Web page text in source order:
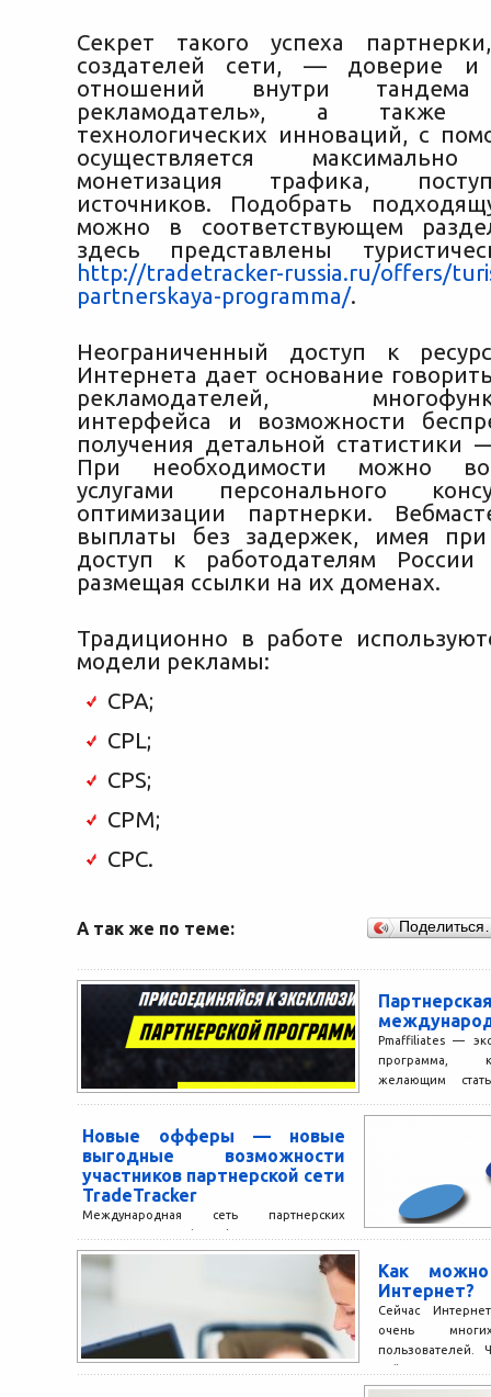
Секрет такого успеха
создателей сети, — доверие и
отношений внутри тандема
рекламодатель», а также
технологических инноваций, с
осуществляется
монетизация трафика,
источников. Подобрать
можно в соответствующем
здесь представлены
http://tradetracker-russia.ru/offers/
partnerskaya-programma/.
Неограниченный доступ к
Интернета дает основание
рекламодателей,
интерфейса и возможности
получения детальной статистики
При необходимости можно
услугами персонального
оптимизации партнерки.
выплаты без задержек, имея
доступ к работодателям России
размещая ссылки на их доменах.
Традиционно в работе
модели рекламы:
CPA;
CPL;
CPS;
CPM;
CPC.
А так же по теме:
Pmaffiliates —
программа,
желающим
международным
Новые офферы — новые
выгодные возможности
участников партнерской сети
TradeTracker
Международная сеть партнерских
программ TradeTracker в апреле
нынешнего года пополнила список
офферов более чем десятью позициями. В
Как
Интернет?
Сейчас
очень
пользователей.
найти и
обеспечить...